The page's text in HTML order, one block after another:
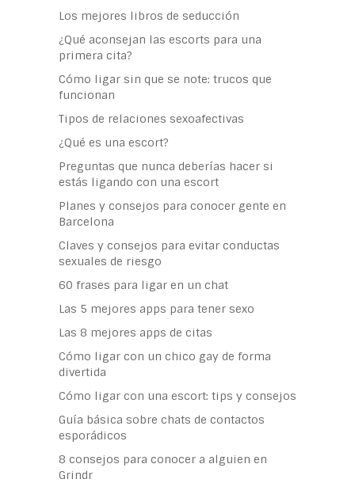
Los mejores libros de seducción
¿Qué aconsejan las escorts para una
primera cita?
Cómo ligar sin que se note: trucos que
funcionan
Tipos de relaciones sexoafectivas
¿Qué es una escort?
Preguntas que nunca deberías hacer si
estás ligando con una escort
Planes y consejos para conocer gente en
Barcelona
Claves y consejos para evitar conductas
sexuales de riesgo
60 frases para ligar en un chat
Las 5 mejores apps para tener sexo
Las 8 mejores apps de citas
Cómo ligar con un chico gay de forma
divertida
Cómo ligar con una escort: tips y consejos
Guía básica sobre chats de contactos
esporádicos
8 consejos para conocer a alguien en
Grindr